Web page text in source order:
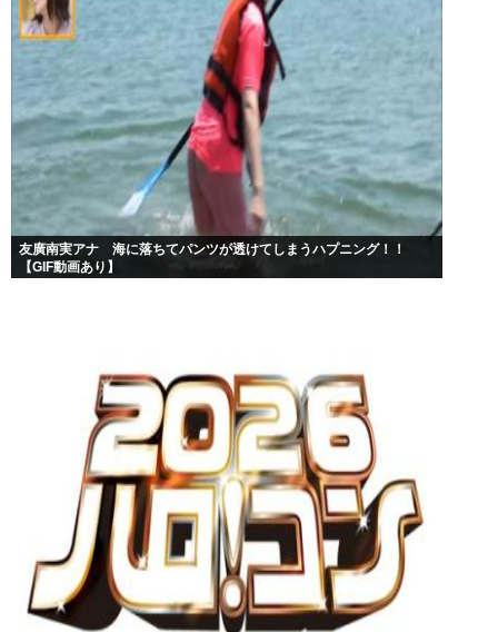
友廣南実アナ 海に落ちてパンツが透けてしまうハプニング！！
【GIF動画あり】